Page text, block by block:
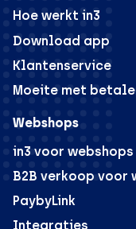
Hoe werkt in3
Download app
Klantenservice
Moeite met
Webshops
in3 voor webshops
B2B verkoop voor
PaybyLink
Integraties